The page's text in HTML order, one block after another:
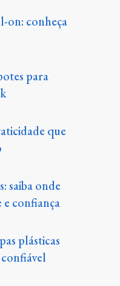
on: conheça
para
que
saiba onde
confiança
plásticas